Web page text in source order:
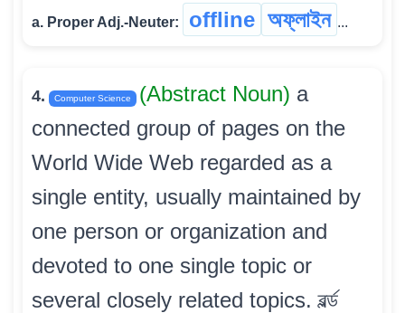
a. Proper Adj.-Neuter: offline অফ্‌লাইন ...
4. Computer Science (Abstract Noun) a
connected group of pages on the
World Wide Web regarded as a
single entity, usually maintained by
one person or organization and
devoted to one single topic or
several closely related topics. ৱৰ্ল্ড